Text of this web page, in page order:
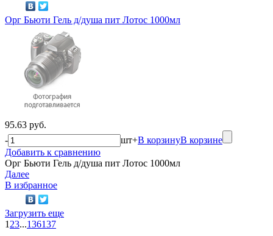
Орг Бьюти Гель д/душа пит Лотос 1000мл
95.63 руб.
-
шт+В корзинуВ корзине
Добавить к сравнению
Орг Бьюти Гель д/душа пит Лотос 1000мл
Далее
В избранное
Загрузить еще
1 23...136137